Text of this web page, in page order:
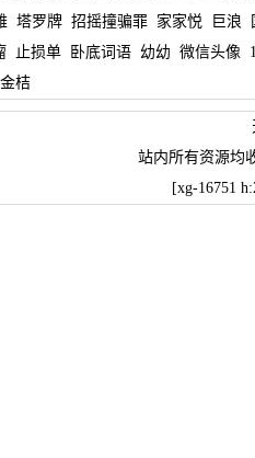
塔罗牌 招摇撞骗罪 家家悦 巨浪
止损单 卧底词语 幼幼 微信头像
桔
站内所有资源均
[xg-16751